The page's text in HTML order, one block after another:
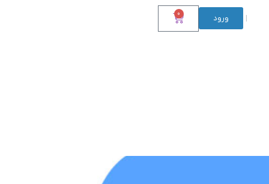
ورود 0